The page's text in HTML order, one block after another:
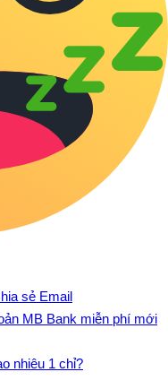
sẻ Email
MB Bank miễn phí mới
nhiêu 1 chỉ?